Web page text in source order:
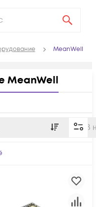
MeanWell
MeanWell
В